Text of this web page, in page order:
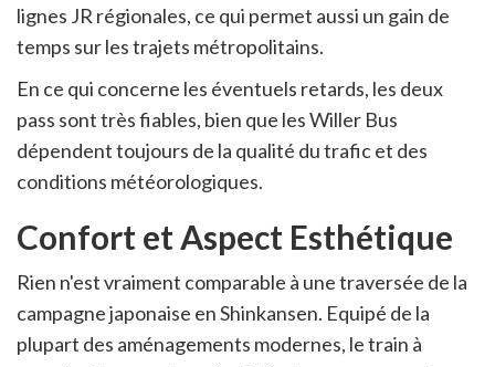
lignes JR régionales, ce qui permet aussi un gain de
temps sur les trajets métropolitains.
En ce qui concerne les éventuels retards, les deux
pass sont très fiables, bien que les Willer Bus
dépendent toujours de la qualité du trafic et des
conditions météorologiques.
Confort et Aspect Esthétique
Rien n'est vraiment comparable à une traversée de la
campagne japonaise en Shinkansen. Equipé de la
plupart des aménagements modernes, le train à